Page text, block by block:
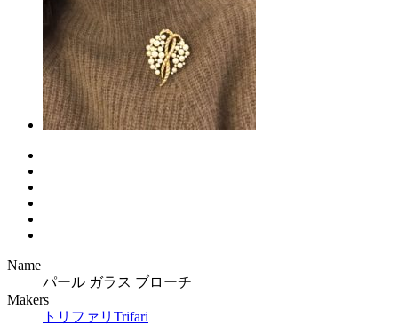
Name
パール ガラス ブローチ
Makers
トリファリ Trifari